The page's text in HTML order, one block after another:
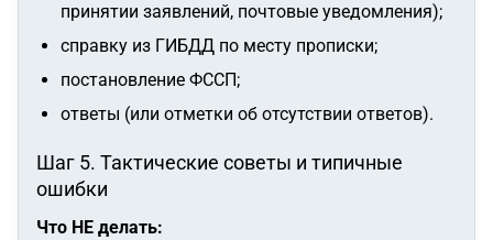
принятии заявлений, почтовые уведомления);
справку из ГИБДД по месту прописки;
постановление ФССП;
ответы (или отметки об отсутствии ответов).
Шаг 5. Тактические советы и типичные
ошибки
Что НЕ делать: